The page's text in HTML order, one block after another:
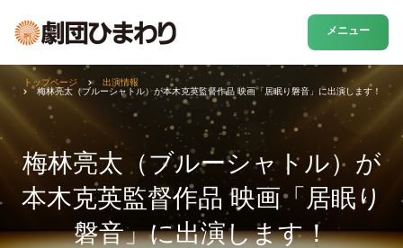
メニュー
梅林亮太（ブルーシャトル）が
本木克英監督作品 映画「居眠り
磐音」に出演します！
トップページ
出演情報
梅林亮太（ブルーシャトル）が本木克英監督作品 映画「居眠り磐音」に出演します！